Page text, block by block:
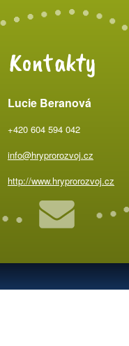
Kontakty
Lucie Beranová
+420 604 594 042
info@hryprorozvoj.cz
http://www.hryprorozvoj.cz